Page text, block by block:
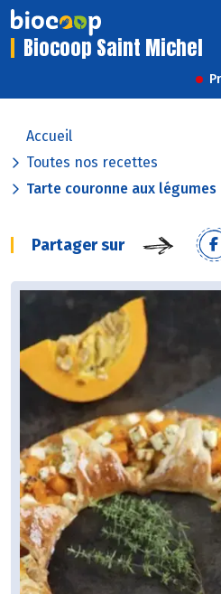
Biocoop Saint Michel
Accueil
Toutes nos recettes
Tarte couronne aux
Partager sur